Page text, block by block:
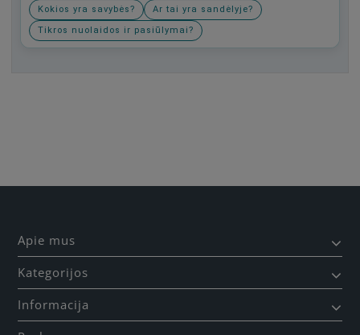
Kokios yra savybės?
Ar tai yra sandėlyje?
Tikros nuolaidos ir pasiūlymai?
Apie mus
Kategorijos
Informacija